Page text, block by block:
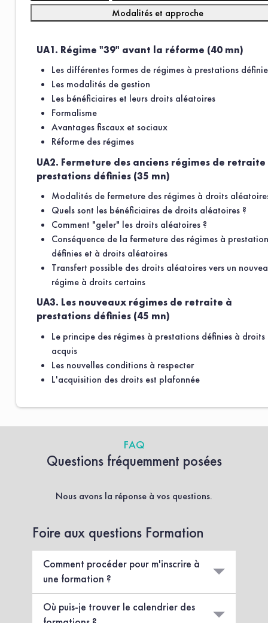
Modalités et approche
UA1. Régime "39" avant la réforme (40 mn)
Les différentes formes de régimes à prestations
Les modalités de gestion
Les bénéficiaires et leurs droits aléatoires
Formalisme
Avantages fiscaux et sociaux
Réforme des régimes
UA2. Fermeture des anciens régimes de retraite
prestations définies (35 mn)
Modalités de fermeture des régimes à droits
Quels sont les bénéficiaires de droits aléatoires ?
Comment "geler" les droits aléatoires ?
Conséquence de la fermeture des régimes à
définies et à droits aléatoires
Transfert possible des droits aléatoires vers un
régime à droits certains
UA3. Les nouveaux régimes de retraite à
prestations définies (45 mn)
Le principe des régimes à prestations définies à droits
acquis
Les nouvelles conditions à respecter
L'acquisition des droits est plafonnée
FAQ
Questions fréquemment posées
Nous avons la réponse à vos questions.
Foire aux questions Formation
Comment procéder pour m'inscrire à
une formation ?
s’offrent à vous :
Où puis-je trouver le calendrier des